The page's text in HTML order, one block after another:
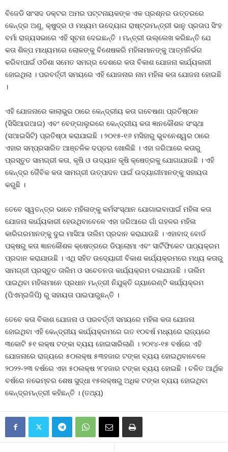
ବିଜେଡି ସାଂସଦ ଡକ୍ଟର ଅମର ପଟ୍ଟନାୟକଙ୍କ ଏକ ପ୍ରଶ୍ନର ଉତ୍ତରରେ
କେନ୍ଦ୍ର ଅଣୁ, କ୍ଷୁଦ୍ର ଓ ମଧ୍ୟମ ଉଦ୍ୟୋଗ ରାଷ୍ଟ୍ରମନ୍ତ୍ରୀ ଭାନୁ ପ୍ରତାପ ସିଂହ
ବର୍ମା ରାଜ୍ୟସଭାରେ ଏହି ସୂଚନା ଦେଇଛନ୍ତି । ମନ୍ତ୍ରୀ ଉଲ୍ଲେଖ କରିଛନ୍ତି ଯେ
କତା ଶିଳ୍ପ ମାଧ୍ୟମରେ ଲୋକଙ୍କୁ ବିଶେଷକରି ମହିଳାମାନଙ୍କୁ ଆତ୍ମନିର୍ଭର
କରିବାପାଇଁ ଓଡିଶା ସମେତ ସମଗ୍ର ଦେଶରେ କତା ବିକାଶ ଯୋଜନା କାର୍ଯ୍ୟକାରୀ
ହୋଇଥିଲା । ପରବର୍ତ୍ତୀ ସମୟରେ ଏହି ଯୋଜନାର ନାମ ମହିଳା କତା ଯୋଜନା ହୋଇଛି
।
ଏହି ଯୋଜନାରେ କାଲାଭୁର ଠାରେ କେନ୍ଦ୍ରୀୟ କତା ଗବେଷଣା ପ୍ରତିଷ୍ଠାନ
(ସିସିଆରଆଇ) ଏବଂ ବେଙ୍ଗାଲୁରରେ କେନ୍ଦ୍ରୀୟ କତା ଜ୍ଞାନକୌଶଳ ସଂସ୍ଥା
(ସଆଇସିଟି) ପ୍ରତିଷ୍ଠା କରାଯାଇଛି । ୨୦୧୫-୧୬ ମସିହାରୁ ଭୁବନେଶ୍ୱର ଠାରେ
ଏହାର ସମ୍ପ୍ରସାରିତ ଆଞ୍ଚଳିକ ଦପ୍ତର ଖୋଲିଛି । ଏହା ଜରିଆରେ କତାରୁ
ପ୍ରସ୍ତୁତ ସାମଗ୍ରୀ କତା, କୃଷି ଓ ଉଦ୍ୟାନ କୃଷି କ୍ଷେତ୍ରକୁ ଯୋଗାଯାଉଛି । ଏହି
କେନ୍ଦ୍ର ଜୈବିକ କତା ସାମଗ୍ରୀ ଉତ୍ପାଦନ ପାଇଁ ଉଦ୍ୟାଗୀମାନଙ୍କୁ ସହାୟତା
କରୁଛି ।
ତେବେ ସ୍ୱତନ୍ତ୍ର ଭାବେ ମହିଳାଙ୍କୁ କର୍ମସଂସ୍ଥାନ ଯୋଗାଇବାପାଇଁ ମହିଳା କତା
ଯୋଜନା କାର୍ଯ୍ୟକାରୀ ହେଉଥିବାବେଳେ ଏହା ଜରିଆରେ ଗାଁ ଗହଳର ମହିଳା
କାରିଗରମାନଙ୍କୁ ଦୁଇ ମାସିଆ ତାଲିମ ପ୍ରଦାନ କରାଯାଉଛି । ଏହାବାଦ୍‍ ବୋର୍ଡ
ପକ୍ଷରୁ କତା ଜ୍ଞାନକୌଶଳ କ୍ଷେତ୍ରରେ ଡିପ୍ଲୋମା ଏବଂ ସାର୍ଟିଫିକେଟ ପାଠ୍ୟକ୍ରମ
ପ୍ରଦାନ କରାଯାଉଛି । ଏଥି ସହିତ ଉଦ୍ୟୋଗୀ ବିକାଶ କାର୍ଯ୍ୟକ୍ରମରେ ମଧ୍ୟ କତାରୁ
ସାମଗ୍ରୀ ପ୍ରସ୍ତୁତ ତାଲିମ ଓ ସଚେତନତା କାର୍ଯ୍ୟକ୍ରମ ଚଳାଯାଉଛି । ତାଲିମ
ପାଇଥିବା ମହିଳାମାନେ ପ୍ରଧାନ ମନ୍ତ୍ରୀ ନିଯୁକ୍ତି ଗ୍ୟାରେଣ୍ଟି କାର୍ଯ୍ୟକ୍ରମ
(ପିଏମ୍‍ଇଜିପି) ରୁ ସହାୟତା ପାଇପାରୁଛନ୍ତି ।
ତେବେ କତା ବିକାଶ ଯୋଜନା ଓ ପରବର୍ତ୍ତୀ ସମୟରେ ମହିଳା କତା ଯୋଜନା
ହୋଇଥିବା ଏହି କେନ୍ଦ୍ରୀୟ କାର୍ଯ୍ୟକ୍ରମରେ ଗତ ୧୦ବର୍ଷ ମଧ୍ୟରେ ରାଜ୍ୟରେ
୩କୋଟି ୫୧ ଲକ୍ଷ ଟଙ୍କା ବ୍ୟୟ ହୋଇସାରିଲାଣି । ୨୦୧୪-୧୫ ବର୍ଷରେ ଏହି
ଯୋଜନାରେ ରାଜ୍ୟରେ ୫୦ଲକ୍ଷ ୫୩ହଜାର ଟଙ୍କା ବ୍ୟୟ ହୋଇଥିବାବେଳେ
୨୦୨୨-୨୩ ବର୍ଷରେ ଏହା ୫୦ଲକ୍ଷ ୨୮ହଜାର ଟଙ୍କା ବ୍ୟୟ ହୋଇଛି । ଚଳିତ ଆର୍ଥିକ
ବର୍ଷରେ ନଭେମ୍ବର ଶେଷ ସୁଦ୍ଧା ୧୫ଲକ୍ଷରୁ ଅଧିକ ଟଙ୍କା ବ୍ୟୟ ହୋଇଥିବା
କେନ୍ଦ୍ରମନ୍ତ୍ରୀ କହିଛନ୍ତି । (ତଥ୍ୟ)